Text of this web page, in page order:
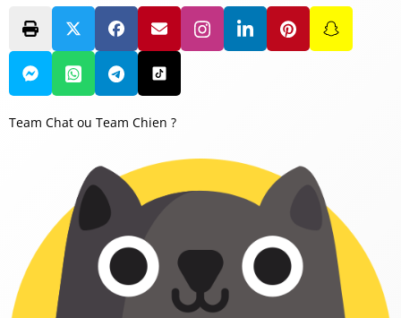
Team Chat ou Team Chien ?